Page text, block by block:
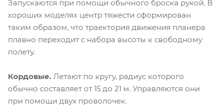
Запускаются при помощи обычного броска рукой. В
хороших моделях центр тяжести сформирован
таким образом, что траектория движения планера
плавно переходит с набора высоты к свободному
полету.
Кордовые. Летают по кругу, радиус которого
обычно составляет от 15 до 21 м. Управляются они
при помощи двух проволочек.